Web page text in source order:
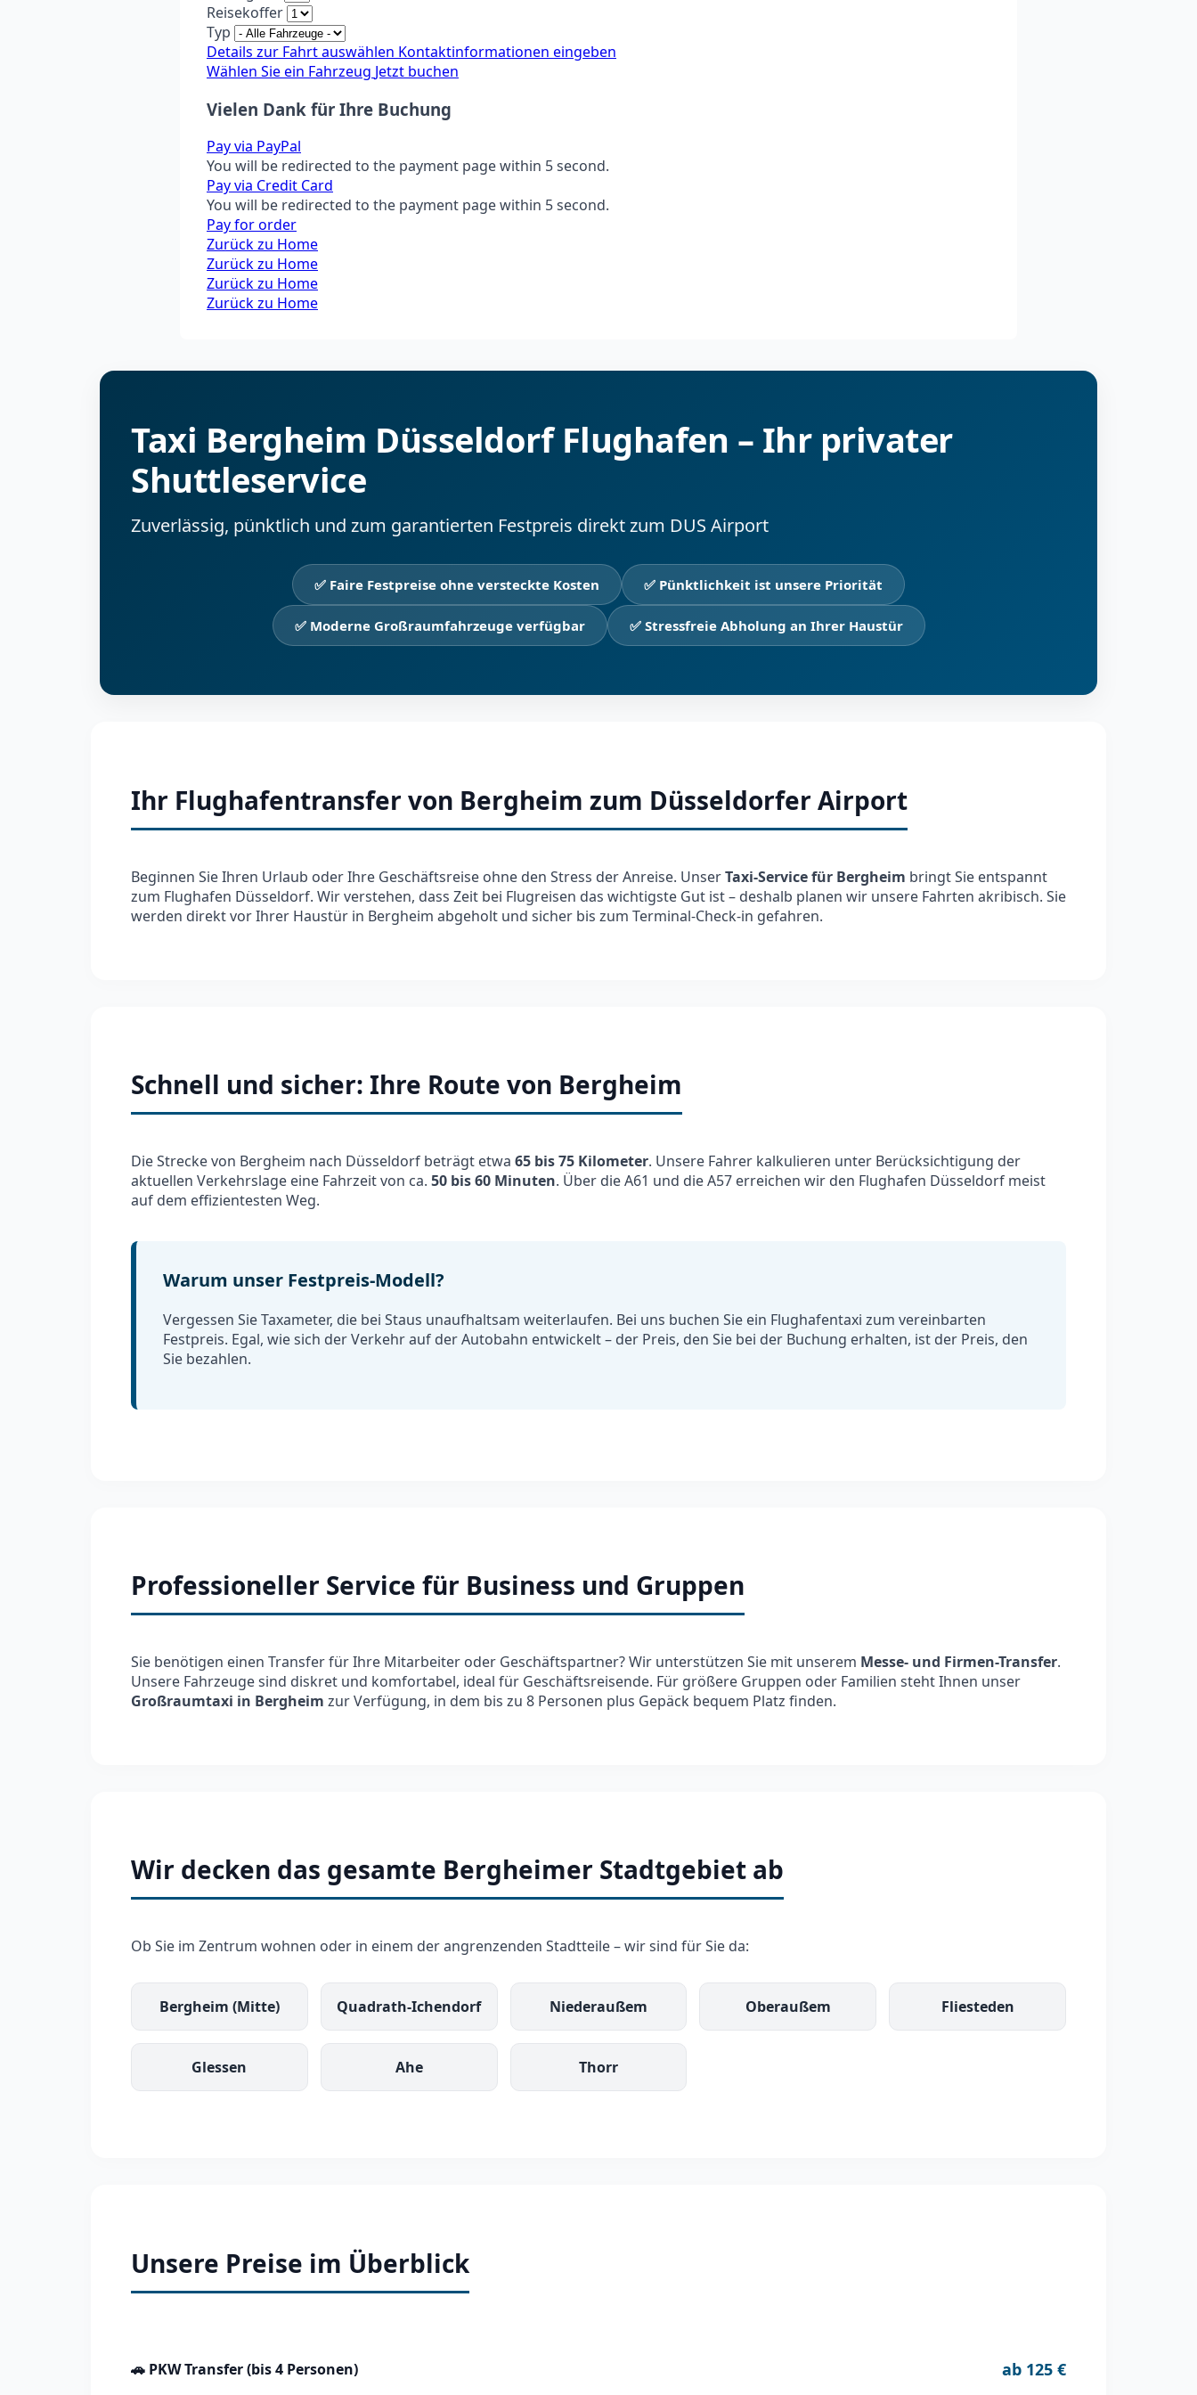
Reisekoffer
Typ
Details zur Fahrt auswählen Kontaktinformationen eingeben
Wählen Sie ein Fahrzeug Jetzt buchen
Vielen Dank für Ihre Buchung
Pay via PayPal
You will be redirected to the payment page within 5second.
Pay via Credit Card
You will be redirected to the payment page within 5second.
Pay for order
Zurück zu Home
Zurück zu Home
Zurück zu Home
Zurück zu Home
Taxi Bergheim Düsseldorf Flughafen – Ihr privater
Shuttleservice
Zuverlässig, pünktlich und zum garantierten Festpreis direkt zum DUS Airport
✅ Faire Festpreise ohne versteckte Kosten ✅ Pünktlichkeit ist unsere Priorität
✅ Moderne Großraumfahrzeuge verfügbar ✅ Stressfreie Abholung an Ihrer Haustür
Ihr Flughafentransfer von Bergheim zum Düsseldorfer Airport
Beginnen Sie Ihren Urlaub oder Ihre Geschäftsreise ohne den Stress der Anreise. UnserTaxi-Service für Bergheim bringt Sie entspannt
zum Flughafen Düsseldorf. Wir verstehen, dass Zeit bei Flugreisen das wichtigste Gut ist – deshalb planen wir unsere Fahrten akribisch. Sie
werden direkt vor Ihrer Haustür in Bergheim abgeholt und sicher bis zum Terminal-Check-in gefahren.
Schnell und sicher: Ihre Route von Bergheim
Die Strecke von Bergheim nach Düsseldorf beträgt etwa 65 bis 75 Kilometer. Unsere Fahrer kalkulieren unter Berücksichtigung der
aktuellen Verkehrslage eine Fahrzeit von ca. 50 bis 60 Minuten. Über die A61 und die A57 erreichen wir den Flughafen Düsseldorf meist
auf dem effizientesten Weg.
Warum unser Festpreis-Modell?
Vergessen Sie Taxameter, die bei Staus unaufhaltsam weiterlaufen. Bei uns buchen Sie ein Flughafentaxi zum vereinbarten
Festpreis. Egal, wie sich der Verkehr auf der Autobahn entwickelt – der Preis, den Sie bei der Buchung erhalten, ist der Preis, den
Sie bezahlen.
Professioneller Service für Business und Gruppen
Sie benötigen einen Transfer für Ihre Mitarbeiter oder Geschäftspartner? Wir unterstützen Sie mit unserem Messe- und Firmen-Transfer.
Unsere Fahrzeuge sind diskret und komfortabel, ideal für Geschäftsreisende. Für größere Gruppen oder Familien steht Ihnen unser
Großraumtaxi in Bergheim zur Verfügung, in dem bis zu 8 Personen plus Gepäck bequem Platz finden.
Wir decken das gesamte Bergheimer Stadtgebiet ab
Ob Sie im Zentrum wohnen oder in einem der angrenzenden Stadtteile – wir sind für Sie da:
Bergheim (Mitte) Quadrath-Ichendorf Niederaußem Oberaußem Fliesteden
Glessen Ahe Thorr
Unsere Preise im Überblick
🚗 PKW Transfer (bis 4 Personen) ab 125 €